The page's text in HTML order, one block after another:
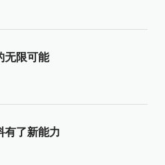
无限可能
有了新能力